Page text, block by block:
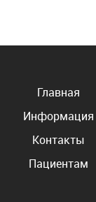
Главная
Информация
Контакты
Пациентам